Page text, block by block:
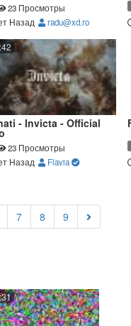
23 Просмотры
Назад
radu@xd.ro
- Invicta - Official
23 Просмотры
Назад
Flavia
7 8 9